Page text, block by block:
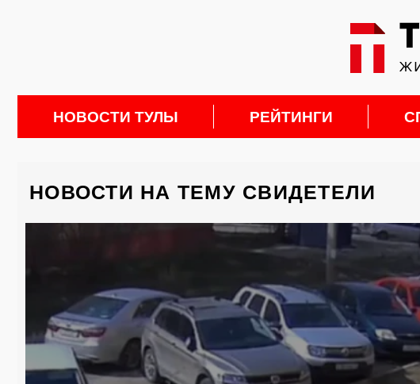
НОВОСТИ ТУЛЫ РЕЙТИНГИ
НОВОСТИ НА ТЕМУ СВИДЕТЕЛИ